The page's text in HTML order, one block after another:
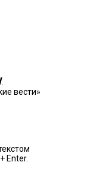
вести»
Enter.